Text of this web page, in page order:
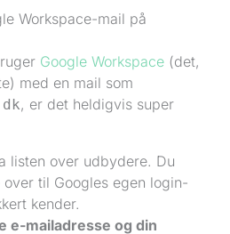
Workspace-mail på
Google Workspace (det,
med en mail som
, er det heldigvis super
listen over udbydere. Du
til Googles egen login-
kender.
e-mailadresse og din